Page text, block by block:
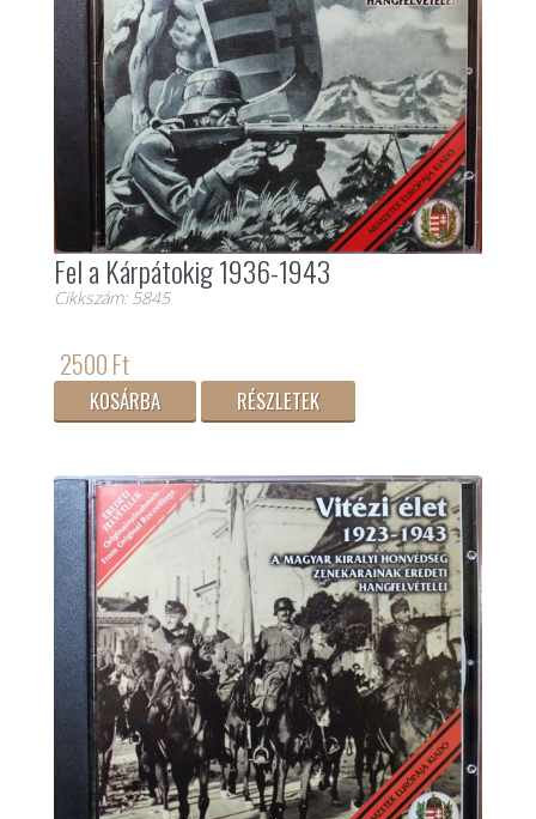
Fel a Kárpátokig 1936-1943
Cikkszám: 5845
2500 Ft
KOSÁRBA RÉSZLETEK